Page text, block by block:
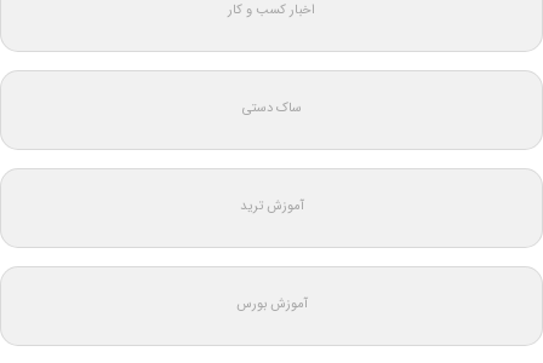
اخبار کسب و کار
ساک دستی
آموزش ترید
آموزش بورس